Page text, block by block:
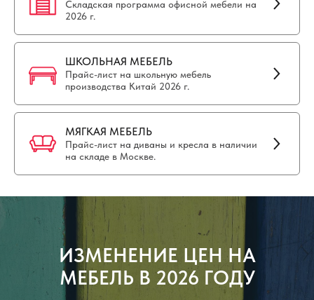
Складская программа офисной мебели на
2026 г.
ШКОЛЬНАЯ МЕБЕЛЬ
Прайс-лист на школьную мебель
производства Китай 2026 г.
МЯГКАЯ МЕБЕЛЬ
Прайс-лист на диваны и кресла в наличии
на складе в Москве.
ИЗМЕНЕНИЕ ЦЕН НА
МЕБЕЛЬ В 2026 ГОДУ